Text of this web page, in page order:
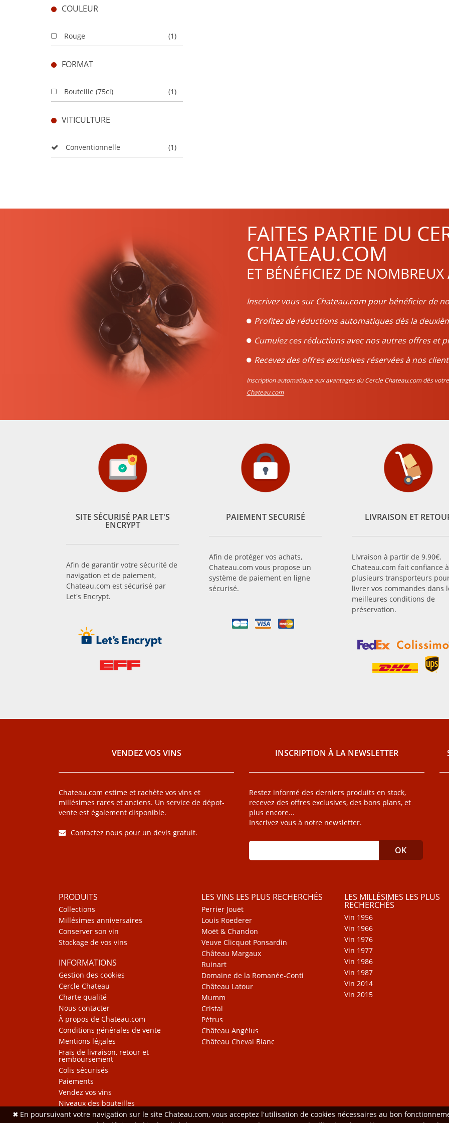
COULEUR
Rouge (1)
FORMAT
Bouteille (75cl) (1)
VITICULTURE
Conventionnelle (1)
FAITES PARTIE DU
CHATEAU.COM
ET BÉNÉFICIEZ DE
Inscrivez vous sur Chateau.com pour bénéficier de
Profitez de réductions automatiques dès la
Cumulez ces réductions avec nos autres offres et
Recevez des offres exclusives réservées à nos
Inscription automatique aux avantages du Cercle Chateau.com dès
Chateau.com
SITE SÉCURISÉ PAR LET'S
ENCRYPT
Afin de garantir votre sécurité de
navigation et de paiement,
Chateau.com est sécurisé par
Let's Encrypt.
PAIEMENT SECURISÉ
Afin de protéger vos achats,
Chateau.com vous propose un
système de paiement en ligne
sécurisé.
LIVRAISON ET
Livraison à partir de 9.90€.
Chateau.com fait confiance à
plusieurs transporteurs
livrer vos commandes dans
meilleures conditions de
préservation.
VENDEZ VOS VINS
Chateau.com estime et rachète vos vins et
millésimes rares et anciens. Un service de dépot-
vente est également disponible.
Contactez nous pour un devis gratuit.
INSCRIPTION À LA NEWSLETTER
Restez informé des derniers produits en stock,
recevez des offres exclusives, des bons plans, et
plus encore...
Inscrivez vous à notre newsletter.
PRODUITS
Collections
Millésimes anniversaires
Conserver son vin
Stockage de vos vins
INFORMATIONS
Gestion des cookies
Cercle Chateau
Charte qualité
Nous contacter
À propos de Chateau.com
Conditions générales de vente
Mentions légales
Frais de livraison, retour et
remboursement
Colis sécurisés
Paiements
Vendez vos vins
Niveaux des bouteilles
LES VINS LES PLUS RECHERCHÉS
Perrier Jouët
Louis Roederer
Moët & Chandon
Veuve Clicquot Ponsardin
Château Margaux
Ruinart
Domaine de la Romanée-Conti
Château Latour
Mumm
Cristal
Pétrus
Château Angélus
Château Cheval Blanc
LES MILLÉSIMES LES PLUS
RECHERCHÉS
Vin 1956
Vin 1966
Vin 1976
Vin 1977
Vin 1986
Vin 1987
Vin 2014
Vin 2015
✖ En poursuivant votre navigation sur le site Chateau.com, vous acceptez l'utilisation de cookies nécessaires au bon